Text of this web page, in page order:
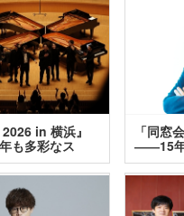
2026 in 横浜』
も多彩なス
「同窓
――15